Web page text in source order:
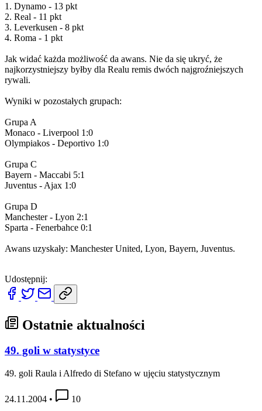
1. Dynamo - 13 pkt
2. Real - 11 pkt
3. Leverkusen - 8 pkt
4. Roma - 1 pkt
Jak widać każda możliwość da awans. Nie da się ukryć, że
najkorzystniejszy byłby dla Realu remis dwóch najgroźniejszych
rywali.
Wyniki w pozostałych grupach:
Grupa A
Monaco - Liverpool 1:0
Olympiakos - Deportivo 1:0
Grupa C
Bayern - Maccabi 5:1
Juventus - Ajax 1:0
Grupa D
Manchester - Lyon 2:1
Sparta - Fenerbahce 0:1
Awans uzyskały: Manchester United, Lyon, Bayern, Juventus.
Udostępnij:
Ostatnie aktualności
49. goli w statystyce
49. goli Raula i Alfredo di Stefano w ujęciu statystycznym
24.11.2004 • 10